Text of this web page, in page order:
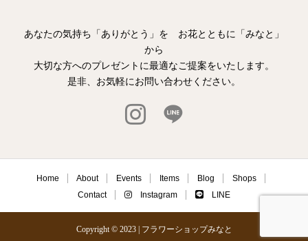
あなたの気持ち「ありがとう」を お花とともに「みなと」
から
大切な方へのプレゼントに最適なご提案をいたします。
是非、お気軽にお問い合わせください。
Home About Events Items Blog
Shops
Contact
Instagram LINE
Copyright © 2023 | フラワーショップみなと